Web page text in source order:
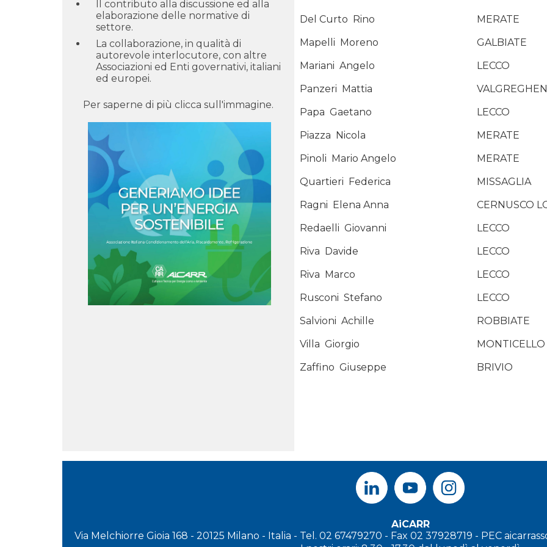
Il contributo alla discussione ed alla
elaborazione delle normative di
settore.
La collaborazione, in qualità di
autorevole interlocutore, con altre
Associazioni ed Enti governativi, italiani
ed europei.
Per saperne di più clicca sull'immagine.
Del Curto Rino
MERATE
Mapelli Moreno
GALBIATE
Mariani Angelo
LECCO
Panzeri Mattia
Papa Gaetano
LECCO
Piazza Nicola
MERATE
Pinoli Mario Angelo
MERATE
Quartieri Federica
MISSAGLIA
Ragni Elena Anna
CERNUSCO
Redaelli Giovanni
LECCO
Riva Davide
LECCO
Riva Marco
LECCO
Rusconi Stefano
LECCO
Salvioni Achille
ROBBIATE
Villa Giorgio
Zaffino Giuseppe BRIVIO
AiCARR
Via Melchiorre Gioia 168 - 20125 Milano - Italia - Tel. 02 67479270 - Fax 02 37928719 - PEC